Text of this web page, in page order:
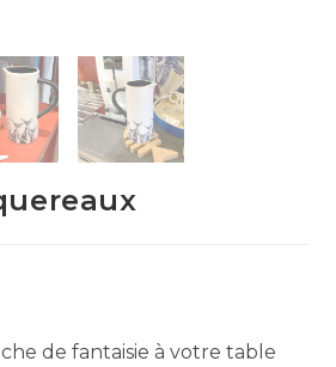
de fantaisie à votre table